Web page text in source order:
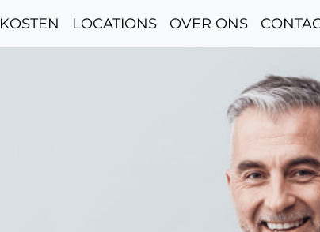
KOSTEN LOCATIONS OVER ONS